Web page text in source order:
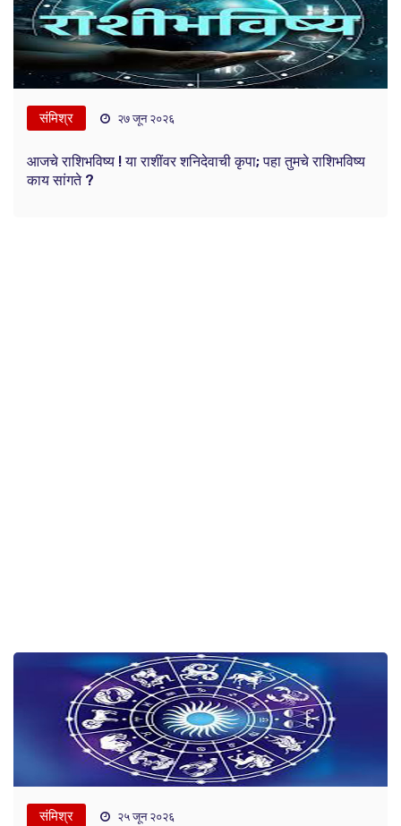
संमिश्र २७ जून २०२६
आजचे राशिभविष्य ! या राशींवर शनिदेवाची कृपा; पहा तुमचे राशिभविष्य
काय सांगते ?
संमिश्र २५ जून २०२६